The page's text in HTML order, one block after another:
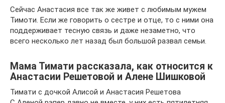
Сейчас Анастасия все так же живет с любимым мужем
Тимоти. Если же говорить о сестре и отце, то с ними она
поддерживает тесную связь и даже незаметно, что
всего несколько лет назад был большой развал семьи.
Мама Тимати рассказала, как относится к
Анастасии Решетовой и Алене Шишковой
Тимати с дочкой Алисой и Анастасия Решетова